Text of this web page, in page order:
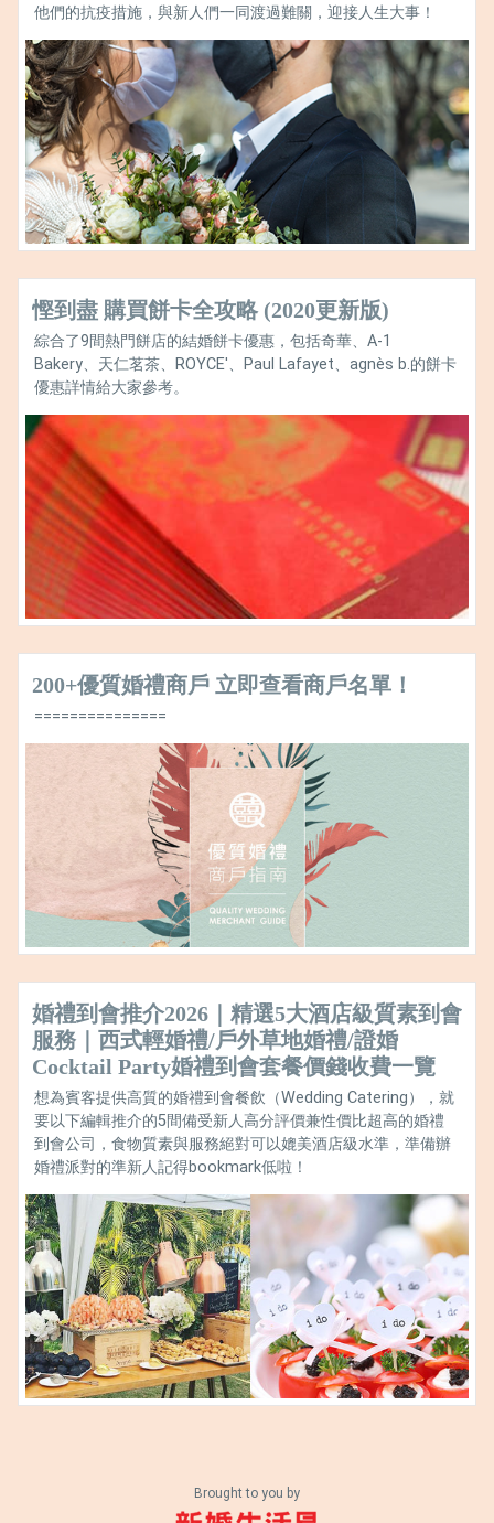
他們的抗疫措施，與新人們一同渡過難關，迎接人生大事！
慳到盡 購買餅卡全攻略 (2020更新版)
綜合了9間熱門餅店的結婚餅卡優惠，包括奇華、A-1
Bakery、天仁茗茶、ROYCE'、Paul Lafayet、agnès b.的餅卡
優惠詳情給大家參考。
200+優質婚禮商戶 立即查看商戶名單！
===============
婚禮到會推介2026｜精選5大酒店級質素到會
服務｜西式輕婚禮/戶外草地婚禮/證婚
Cocktail Party婚禮到會套餐價錢收費一覽
想為賓客提供高質的婚禮到會餐飲（Wedding Catering），就
要以下編輯推介的5間備受新人高分評價兼性價比超高的婚禮
到會公司，食物質素與服務絕對可以媲美酒店級水準，準備辦
婚禮派對的準新人記得bookmark低啦！
Brought to you by